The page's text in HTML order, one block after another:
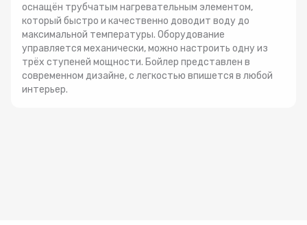
оснащён трубчатым нагревательным элементом,
который быстро и качественно доводит воду до
максимальной температуры. Оборудование
управляется механически, можно настроить одну из
трёх ступеней мощности. Бойлер представлен в
современном дизайне, с легкостью впишется в любой
интерьер.